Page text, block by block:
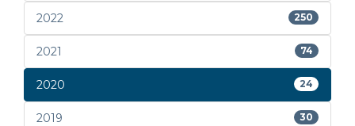
2022 250
2021 74
2020 24
2019 30